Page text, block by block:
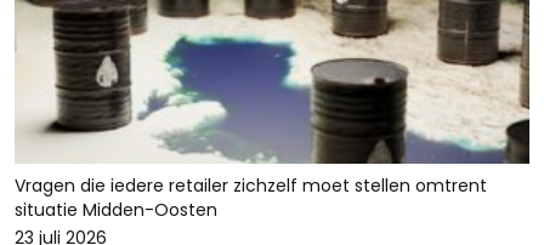
Vragen die iedere retailer zichzelf moet stellen omtrent
situatie Midden-Oosten
23 juli 2026